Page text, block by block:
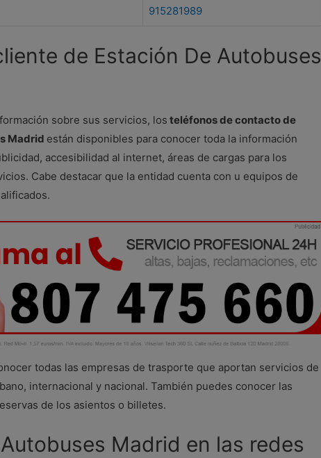
915281989
de Estación De Autobuses
sobre sus servicios, los teléfonos de contacto de
Madrid están disponibles para conocer toda la información
accesibilidad al internet, áreas de cargas para los
Cabe destacar que la entidad cuenta con u equipos de
todas las empresas de trasporte que aportan servicios de
internacional y nacional. También puedes conocer las
de los asientos o billetes.
Madrid en las redes